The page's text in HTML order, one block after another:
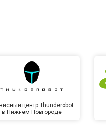
центр Thunderobot
в Нижнем Новгороде